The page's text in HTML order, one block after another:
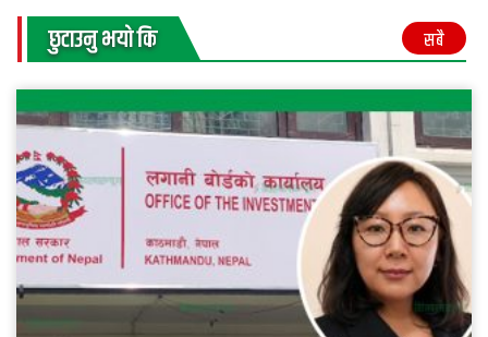
छुटाउनु भयाे कि सबै